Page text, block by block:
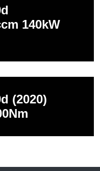
140kW
(2020)